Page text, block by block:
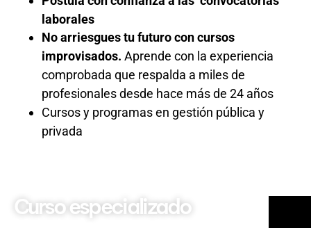
laborales
No arriesgues tu futuro con cursos
improvisados. Aprende con la experiencia
comprobada que respalda a miles de
profesionales desde hace más de 24 años
Cursos y programas en gestión pública y
privada
Curso especializado